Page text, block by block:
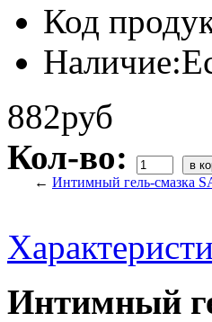
Код
Наличие:
882руб
Кол-во:
← Интимный гель-смазка
Интимный